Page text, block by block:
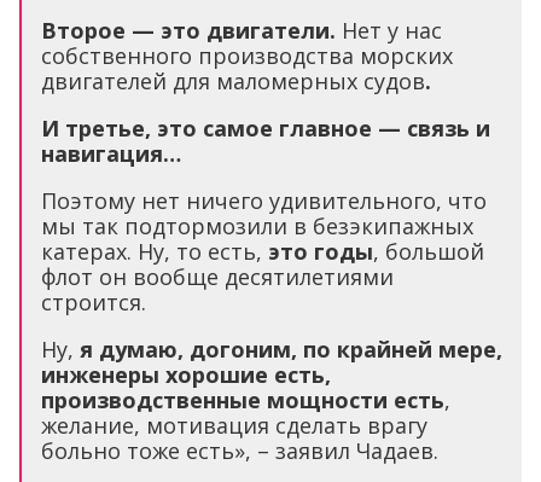
Второе — это двигатели. Нет у нас
собственного производства морских
двигателей для маломерных судов.
И третье, это самое главное — связь и
навигация…
Поэтому нет ничего удивительного, что
мы так подтормозили в безэкипажных
катерах. Ну, то есть, это годы, большой
флот он вообще десятилетиями
строится.
Ну, я думаю, догоним, по крайней мере,
инженеры хорошие есть,
производственные мощности есть,
желание, мотивация сделать врагу
больно тоже есть», – заявил Чадаев.